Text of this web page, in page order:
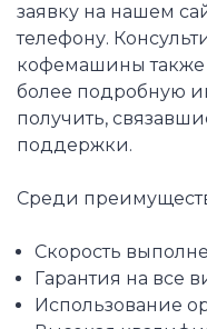
заявку на нашем
телефону.
кофемашины также
более подробную
получить,
поддержки.
Среди
Скорость
Гарантия на все
Использование